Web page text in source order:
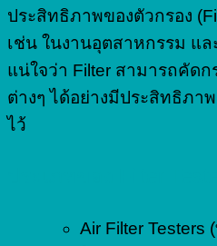
ประสิทธิภาพของตัวกรอง
เช่น ในงานอุตสาหกรรม แล
แน่ใจว่า Filter สามารถคัดก
ต่างๆ ได้อย่างมีประสิทธิภ
ไว้
Air Filter Testers